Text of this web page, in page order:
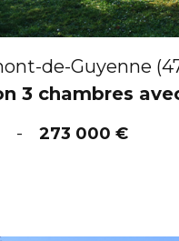
de-Guyenne
3 chambres
- 273 000 €